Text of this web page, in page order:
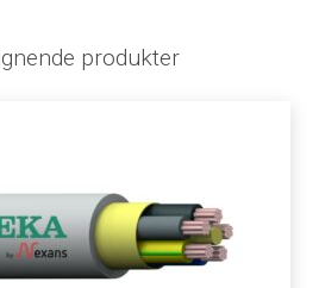
produkter